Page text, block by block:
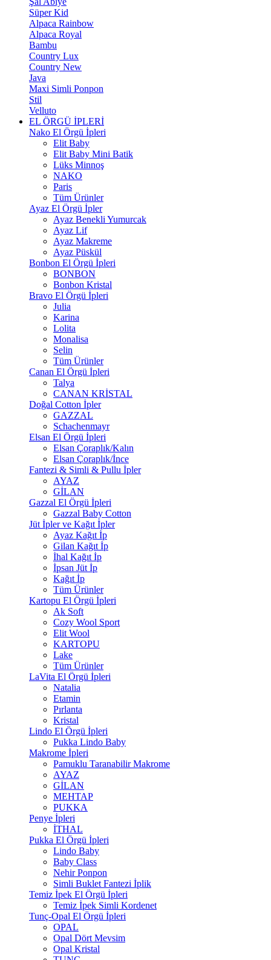
Süper Kid
Alpaca Rainbow
Alpaca Royal
Bambu
Country Lux
Country New
Java
Maxi Simli Ponpon
Stil
Velluto
EL ÖRGÜ İPLERİ
Nako El Örgü İpleri
Elit Baby
Elit Baby Mini Batik
Lüks Minnoş
NAKO
Paris
Tüm Ürünler
Ayaz El Örgü İpler
Ayaz Benekli Yumurcak
Ayaz Lif
Ayaz Makreme
Ayaz Püskül
Bonbon El Örgü İpleri
BONBON
Bonbon Kristal
Bravo El Örgü İpleri
Julia
Karina
Lolita
Monalisa
Selin
Tüm Ürünler
Canan El Örgü İpleri
Talya
CANAN KRİSTAL
Doğal Cotton İpler
GAZZAL
Schachenmayr
Elsan El Örgü İpleri
Elsan Çoraplık/Kalın
Elsan Çoraplık/İnce
Fantezi & Simli & Pullu İpler
AYAZ
GİLAN
Gazzal El Örgü İpleri
Gazzal Baby Cotton
Jüt İpler ve Kağıt İpler
Ayaz Kağıt İp
Gilan Kağıt İp
İhal Kağıt İp
İpsan Jüt İp
Kağıt İp
Tüm Ürünler
Kartopu El Örgü İpleri
Ak Soft
Cozy Wool Sport
Elit Wool
KARTOPU
Lake
Tüm Ürünler
LaVita El Örgü İpleri
Natalia
Etamin
Pırlanta
Kristal
Lindo El Örgü İpleri
Pukka Lindo Baby
Makrome İpleri
Pamuklu Taranabilir Makrome
AYAZ
GİLAN
MEHTAP
PUKKA
Penye İpleri
İTHAL
Pukka El Örgü İpleri
Lindo Baby
Baby Class
Nehir Ponpon
Simli Buklet Fantezi İplik
Temiz İpek El Örgü İpleri
Temiz İpek Simli Kordenet
Tunç-Opal El Örgü İpleri
OPAL
Opal Dört Mevsim
Opal Kristal